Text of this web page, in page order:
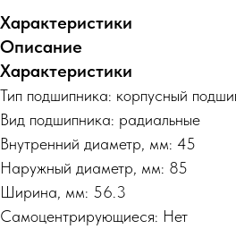
Характеристики
Описание
Характеристики
Тип подшипника: корпусный
Вид подшипника: радиальные
Внутренний диаметр, мм: 45
Наружный диаметр, мм: 85
Ширина, мм: 56.3
Самоцентрирующиеся: Нет